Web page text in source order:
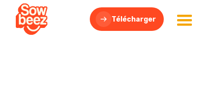
Télécharger